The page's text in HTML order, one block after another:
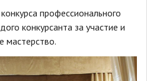
профессионального
конкурсанта за участие и
мастерство.